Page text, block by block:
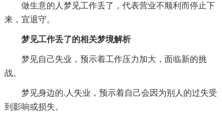
做生意的人梦见工作丢了，代表营业不顺利而停止下
来，宜退守。
梦见工作丢了的相关梦境解析
梦见自己失业，预示着工作压力加大，面临新的挑
战。
梦见身边的.人失业，预示着自己会因为别人的过失受
到影响或损失。